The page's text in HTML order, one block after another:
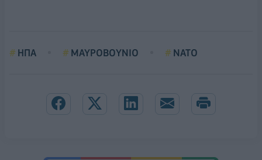
ΗΠΑ ΜΑΥΡΟΒΟΥΝΙΟ ΝΑΤΟ